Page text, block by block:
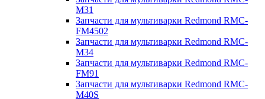
M31
Запчасти для мультиварки Redmond RMC-
FM4502
Запчасти для мультиварки Redmond RMC-
M34
Запчасти для мультиварки Redmond RMC-
FM91
Запчасти для мультиварки Redmond RMC-
M40S